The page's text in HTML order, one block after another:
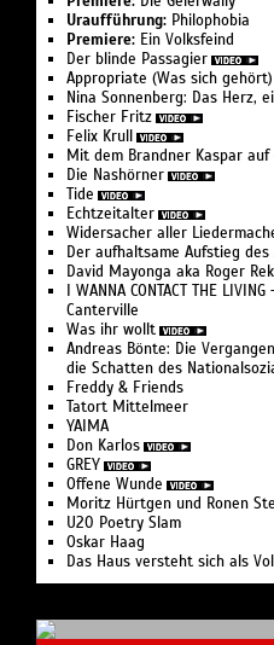
Sound Design: Mattef
Kostüme: Werkstattkollektiv
Technische Leitung: Martin
Ausgewählte Stücke aus
“Theme and Variations”:
Jacob Rachel and Lea (2)
(frühe 1960er), Skilla (6)
(frühe 1970er), March (1)
(frühe 1960er)
A Day in the Studio – Noé
Choreografie: Noé Soulier
Performance: Javier
Anna Herrmann, Dominic
Witjes Poole, Marco Volta
wechselnder Besetzung)
Licht: Martin Beeretz
Kostüme: Chiara Valle
Musik: A Day in the Studio,
Portals, Jana Irmert (2025);
(2025)
Sound: Mattef Kuhlmey
Technische Leitung: Martin
Künstlerische Leitung
25-35 EUR / 20 EUR erm.
barrierefrei
Uraufführung: Philophobia
Premiere: Ein Volksfeind
Der blinde Passagier
Appropriate (Was sich gehört)
Nina Sonnenberg: Das Herz,
Fischer Fritz
Felix Krull
Mit dem Brandner Kaspar auf
Die Nashörner
Tide
Echtzeitalter
Widersacher aller
Der aufhaltsame Aufstieg
David Mayonga aka Roger
I WANNA CONTACT THE
Canterville
Was ihr wollt
Andreas Bönte: Die
die Schatten des
Freddy & Friends
Tatort Mittelmeer
YAIMA
Don Karlos
GREY
Offene Wunde
Moritz Hürtgen und Ronen
U20 Poetry Slam
Oskar Haag
Das Haus versteht sich als